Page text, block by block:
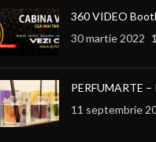
360 VIDEO
30 martie 2022
PERFUMARTE
11 septembrie